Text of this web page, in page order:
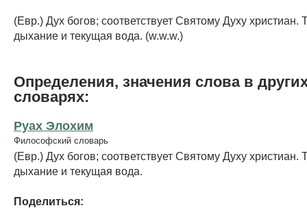
(Евр.) Дух богов; соответствует Святому Духу христиан.
дыхание и текущая вода. (w.w.w.)
Определения, значения слова в
словарях:
Руах Элохим
Философский словарь
(Евр.) Дух богов; соответствует Святому Духу христиан.
дыхание и текущая вода.
Поделиться: